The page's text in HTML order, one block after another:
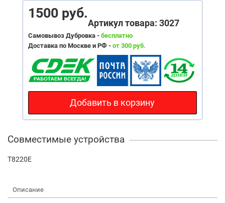
1500 руб.
Артикул товара: 3027
Самовывоз Дубровка - бесплатно
Доставка по Москве и РФ - от 300 руб.
Добавить в корзину
Совместимые устройства
T8220E
Описание